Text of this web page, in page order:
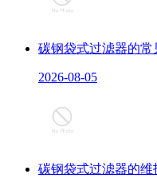
碳钢袋式过滤器的
2026-08-05
碳钢袋式过滤器的